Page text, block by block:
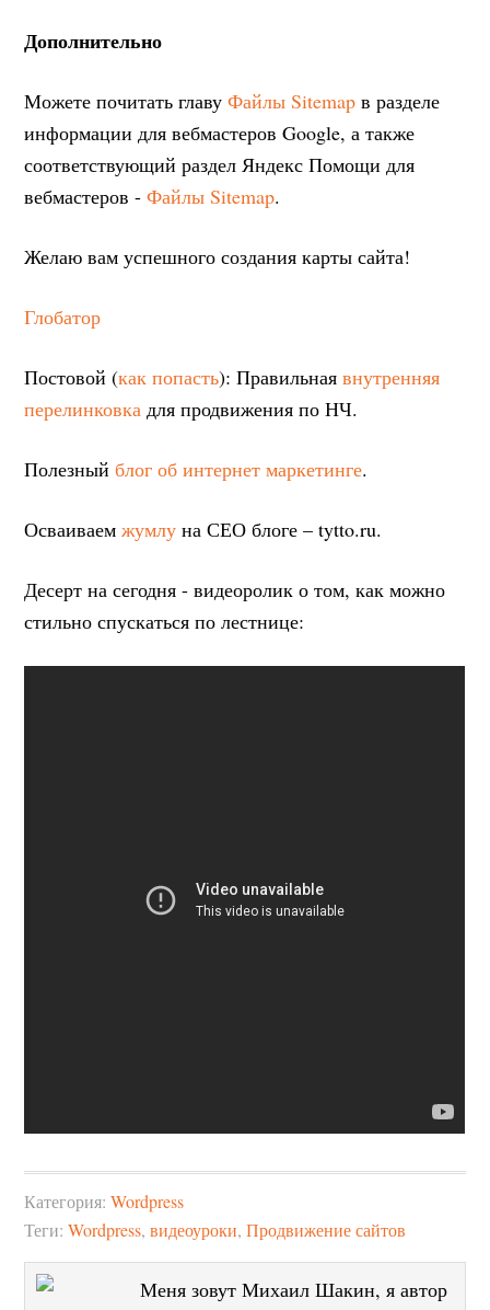
Дополнительно
Можете почитать главуФайлы Sitemap в разделе
информации для вебмастеров Google, а также
соответствующий раздел Яндекс Помощи для
вебмастеров -Файлы Sitemap.
Желаю вам успешного создания карты сайта!
Глобатор
Постовой (как попасть): Правильнаявнутренняя
перелинковка для продвижения по НЧ.
Полезныйблог об интернет маркетинге.
Осваиваемжумлу на СЕО блоге – tytto.ru.
Десерт на сегодня - видеоролик о том, как можно
стильно спускаться по лестнице:
Категория:Wordpress
Теги:Wordpress,видеоуроки,Продвижение сайтов
Меня зовут Михаил Шакин, я автор